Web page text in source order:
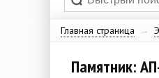
Главная страница →
Памятник: